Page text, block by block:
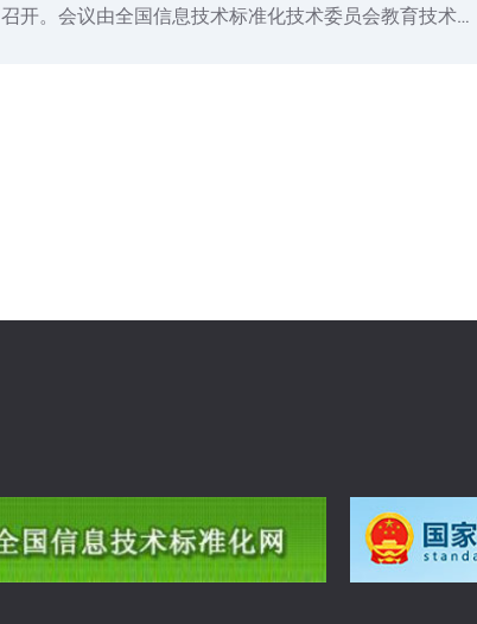
召开。会议由全国信息技术标准化技术委员会教育技术分